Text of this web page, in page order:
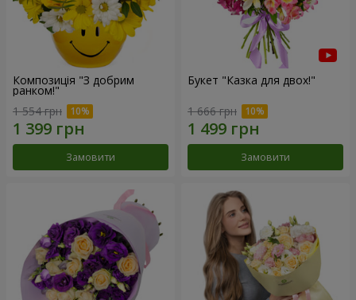
Композиція "З добрим
ранком!"
1 554 грн
Замовити
Букет "Казка для двох!"
1 666 грн
Замовити